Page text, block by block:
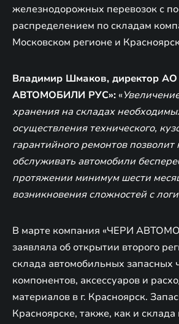
железнодорожных перевозок с
распределением по складам
Московском регионе и
Владимир Шмаков, директор
АВТОМОБИЛИ РУС»: «
хранения на складах
осуществления технического,
гарантийного ремонтов
обслуживать автомобили
протяжении минимум шести
возникновения сложностей с
В марте компания «ЧЕРИ
заявляла об открытии второго
склада автомобильных запасных
компонентов, аксессуаров и
материалов в г. Красноярск.
Красноярске, также, как и